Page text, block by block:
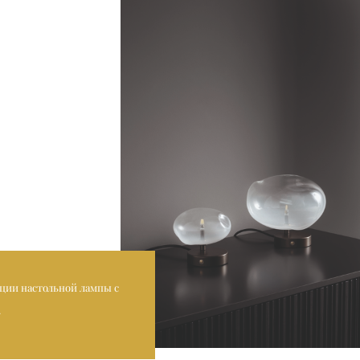
настольной лампы с